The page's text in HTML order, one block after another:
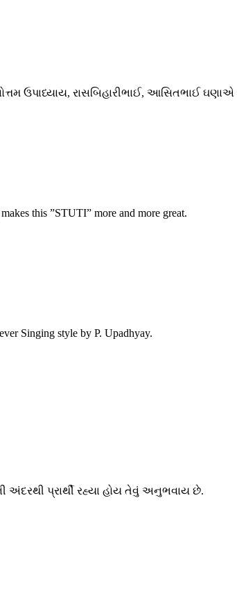
ઉપાધ્યાય, રાસબિહારીભાઈ, આસિતભાઈ
this ”STUTI” more and more great.
Singing style by P. Upadhyay.
પ્રાર્થી રહ્યા હોય તેવું અનુભવાય છે.